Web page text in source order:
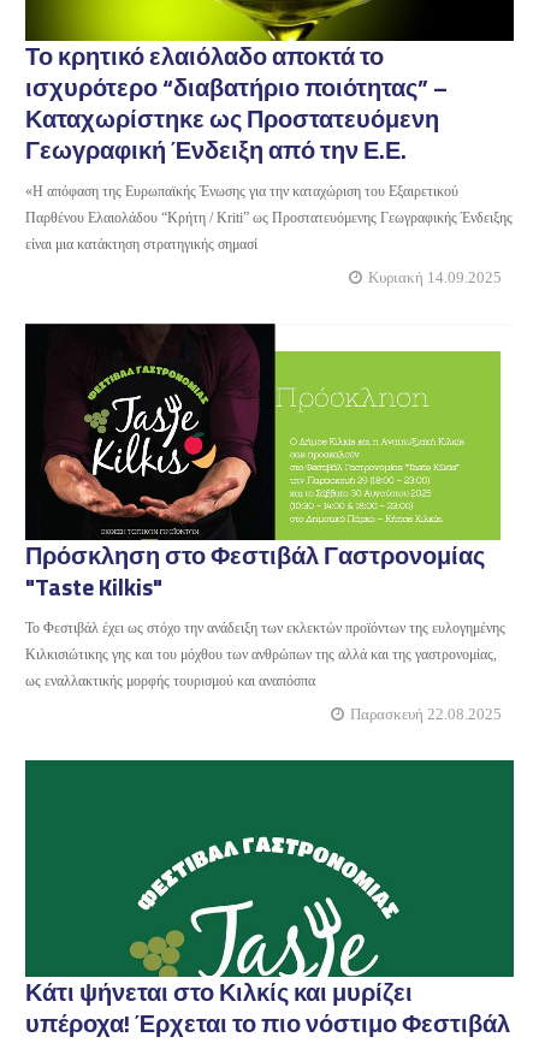
Το κρητικό ελαιόλαδο αποκτά το
ισχυρότερο “διαβατήριο ποιότητας” –
Καταχωρίστηκε ως Προστατευόμενη
Γεωγραφική Ένδειξη από την Ε.Ε.
«Η απόφαση της Ευρωπαϊκής Ένωσης για την καταχώριση του Εξαιρετικού
Παρθένου Ελαιολάδου “Κρήτη / Kriti” ως Προστατευόμενης Γεωγραφικής Ένδειξης
είναι μια κατάκτηση στρατηγικής σημασί
Κυριακή 14.09.2025
Πρόσκληση στο Φεστιβάλ Γαστρονομίας
"Taste Kilkis"
Το Φεστιβάλ έχει ως στόχο την ανάδειξη των εκλεκτών προϊόντων της ευλογημένης
Κιλκισιώτικης γης και του μόχθου των ανθρώπων της αλλά και της γαστρονομίας,
ως εναλλακτικής μορφής τουρισμού και αναπόσπα
Παρασκευή 22.08.2025
Κάτι ψήνεται στο Κιλκίς και μυρίζει
υπέροχα! Έρχεται το πιο νόστιμο Φεστιβάλ